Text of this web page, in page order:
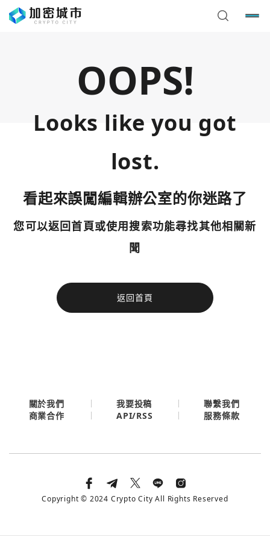
OOPS!
Looks like you got
lost.
看起來誤闖編輯辦公室的你迷路了
您可以返回首頁或使用搜索功能尋找其他相關新
聞
返回首頁
今日熱門
使用以下帳號繼續
您已閒置5分鐘，請點擊關閉按鈕或空白處，即可回到加密
今日熱門
關於我們 我要投稿
聯繫我們
商業合作
API/RSS 服務條款
Copyright © 2024 Crypto City All Rights Reserved